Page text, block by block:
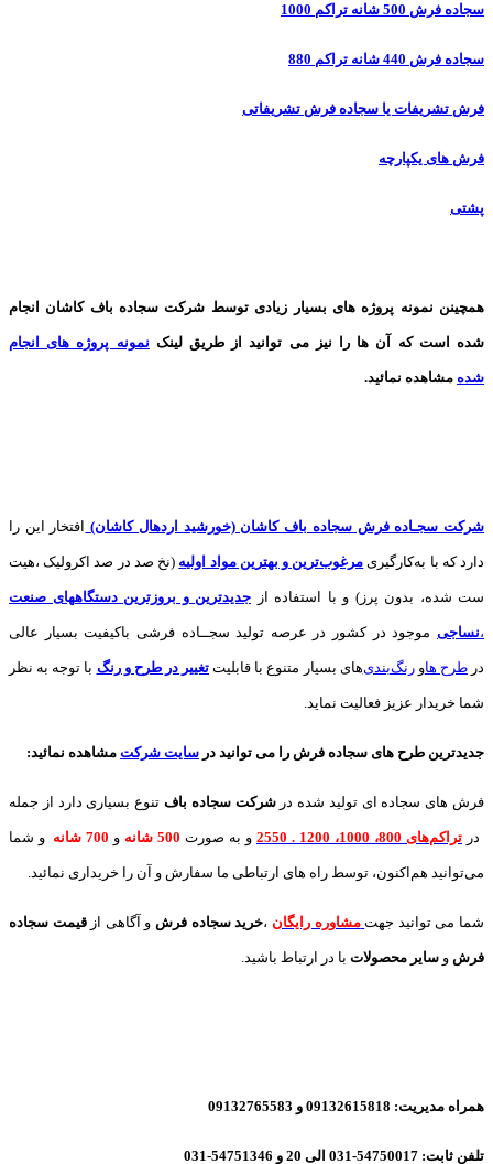
سجاده فرش 500 شانه تراکم 1000
سجاده فرش 440 شانه تراکم 880
فرش تشریفات یا سجاده فرش تشریفاتی
فرش های یکپارچه
پشتی
همچینن نمونه پروژه های بسیار زیادی توسط شرکت سجاده باف کاشان انجام
شده است که آن ها را نیز می توانید از طریق لینک نمونه پروژه های انجام
شده مشاهده نمائید.
شرکت سجـاده فرش سجاده باف کاشان (خورشید اردهال کاشان) افتخار این را
دارد که با به‌کارگیری مرغوب‌ترین و بهترین مواد اولیه (نخ صد در صد اکرولیک ،هیت
ست شده، بدون پرز) و با استفاده از جدیدترین و بروزترین دستگاههای صنعت
نساجی، موجود در کشور در عرصه تولید سجــاده فرشی باکیفیت بسیار عالی
درطرح هاو
رنگ‌بندی‌ های بسیار متنوع با قابلیت تغییر در طرح و رنگ با توجه به نظر
شما خریدار عزیز فعالیت نماید.
جدیدترین طرح های سجاده فرش را می توانید در سایت شرکت مشاهده نمائید:
فرش های سجاده ای تولید شده درشرکت سجاده باف تنوع بسیاری دارد از جمله
در تراکم‌های 800، 1000، 1200 . 2550 و به صورت 500 شانه و 700 شانه و شما
می‌توانید هم‌اکنون، توسط راه های ارتباطی ما سفارش و آن را خریداری نمائید.
شما می توانید جهت مشاوره رایگان ،خرید سجاده فرش و آگاهی ازقیمت سجاده
فرش و سایر محصولات با در ارتباط باشید.
همراه مدیریت: 09132615818 و 09132765583
تلفن ثابت: 54750017-031 الی 20 و 54751346-031